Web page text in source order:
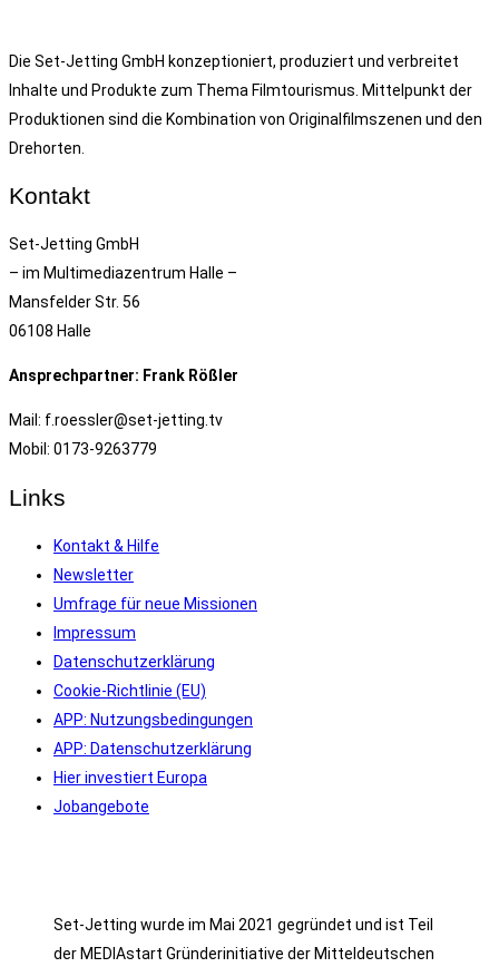
Die Set-Jetting GmbH konzeptioniert, produziert und verbreitet
Inhalte und Produkte zum Thema Filmtourismus. Mittelpunkt der
Produktionen sind die Kombination von Originalfilmszenen und den
Drehorten.
Kontakt
Set-Jetting GmbH
– im Multimediazentrum Halle –
Mansfelder Str. 56
06108 Halle
Ansprechpartner: Frank Rößler
Mail: f.roessler@set-jetting.tv
Mobil: 0173-9263779
Links
Kontakt & Hilfe
Newsletter
Umfrage für neue Missionen
Impressum
Datenschutzerklärung
Cookie-Richtlinie (EU)
APP: Nutzungsbedingungen
APP: Datenschutzerklärung
Hier investiert Europa
Jobangebote
Set-Jetting wurde im Mai 2021 gegründet und ist Teil
der MEDIAstart Gründerinitiative der Mitteldeutschen